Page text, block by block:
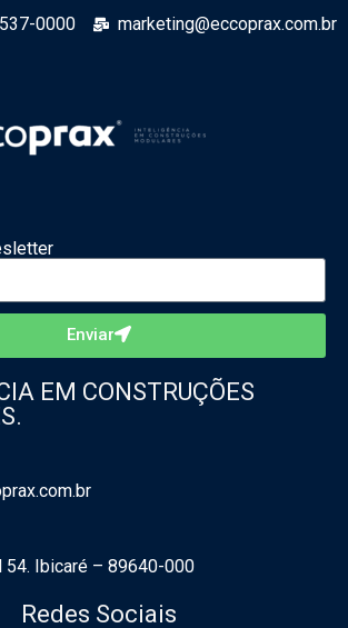
0000 marketing@eccoprax.com.br
Enviar
EM CONSTRUÇÕES
54. Ibicaré – 89640-000
Redes Sociais